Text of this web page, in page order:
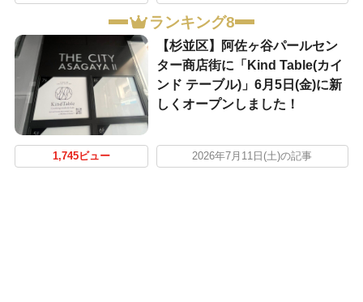
ランキング8
【杉並区】阿佐ヶ谷パールセン
ター商店街に「Kind Table(カイ
ンド テーブル)」6月5日(金)に新
しくオープンしました！
1,745ビュー 2026年7月11日(土)の記事